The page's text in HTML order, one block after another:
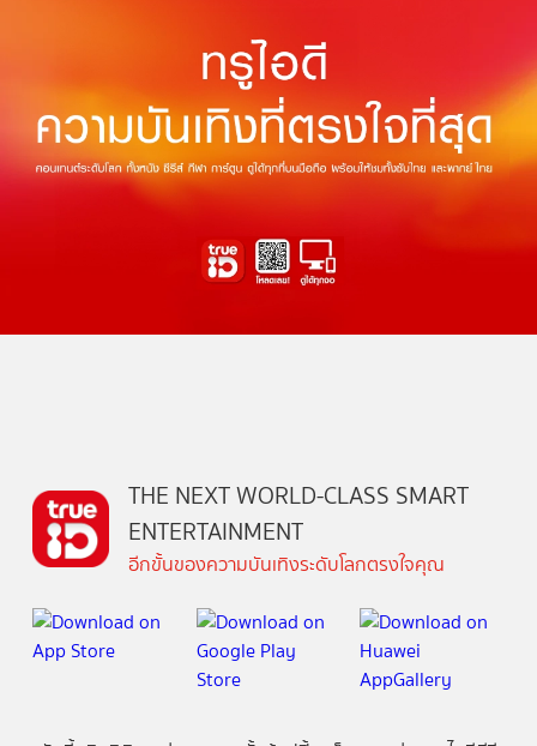
THE NEXT WORLD-CLASS SMART
ENTERTAINMENT
อีกขั้นของความบันเทิงระดับโลกตรงใจคุณ